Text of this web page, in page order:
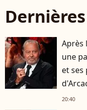
Après
une
et ses
20:40